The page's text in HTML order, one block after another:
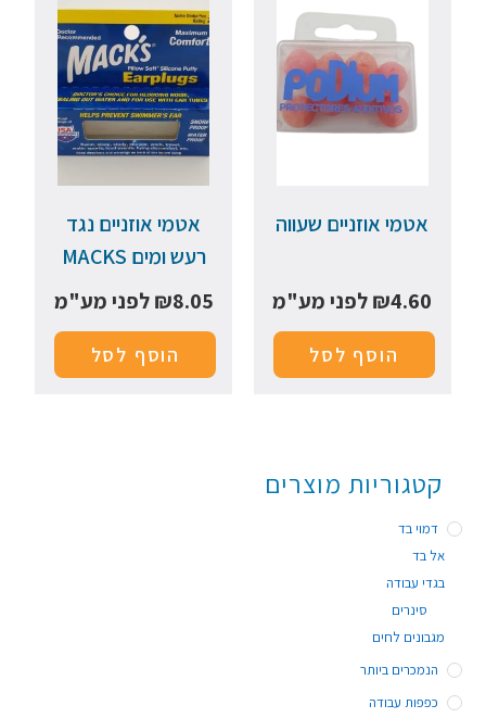
אטמי אוזניים שעווה
₪4.60 לפני מע"מ
הוסף לסל
אטמי אוזניים נגד
רעש ומים MACKS
₪8.05 לפני מע"מ
הוסף לסל
קטגוריות מוצרים
דמוי בד
אל בד
בגדי עבודה
סינרים
מגבונים לחים
הנמכרים ביותר
כפפות עבודה